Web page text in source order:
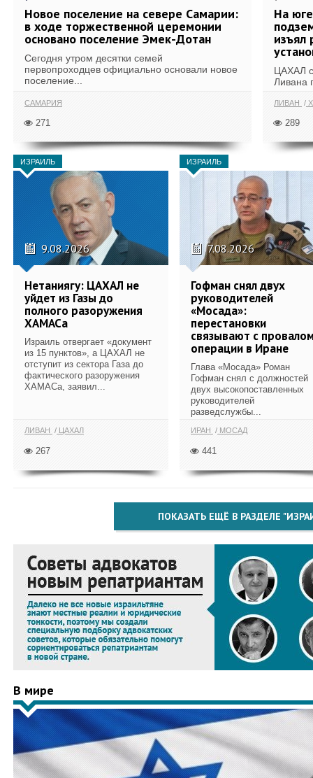
Новое поселение на севере Самарии:
в ходе торжественной церемонии
основано поселение Эмек-Дотан
Сегодня утром десятки семей
первопроходцев официально основали новое
поселение...
САМАРИЯ
271
На
изъял
ЦАХАЛ
Ливана
ЛИВАН
289
ИЗРАИЛЬ
9.08.2026
Нетаниягу: ЦАХАЛ не
уйдет из Газы до
полного разоружения
ХАМАСа
Израиль отвергает «документ
из 15 пунктов», а ЦАХАЛ не
отступит из сектора Газа до
фактического разоружения
ХАМАСа, заявил...
ЛИВАН ЦАХАЛ
267
ИЗРАИЛЬ
7.08.2026
Гофман снял двух
руководителей
«Мосада»:
перестановки
связывают с
операции в Иране
Глава «Мосада» Роман
Гофман снял с должностей
двух высокопоставленных
руководителей
разведслужбы...
ИРАН МОСАД
441
ПОКАЗАТЬ ЕЩЁ В РАЗДЕЛЕ
В мире